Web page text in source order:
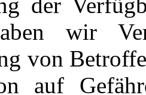
wir
von
auf